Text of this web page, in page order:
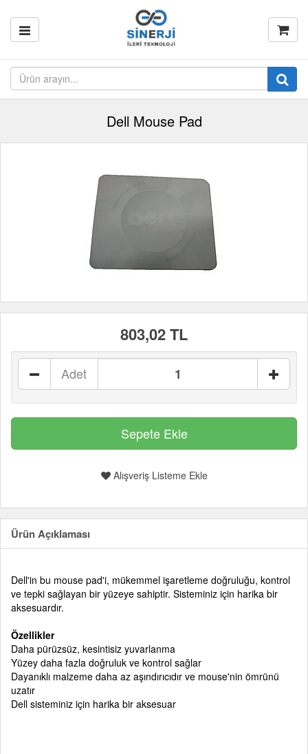
Dell Mouse Pad
803,02 TL
Adet
Alışveriş Listeme Ekle
Ürün Açıklaması
Dell'in bu mouse pad'i, mükemmel işaretleme doğruluğu, kontrol
ve tepki sağlayan bir yüzeye sahiptir. Sisteminiz için harika bir
aksesuardır.
Özellikler
Daha pürüzsüz, kesintisiz yuvarlanma
Yüzey daha fazla doğruluk ve kontrol sağlar
Dayanıklı malzeme daha az aşındırıcıdır ve mouse'nin ömrünü
uzatır
Dell sisteminiz için harika bir aksesuar